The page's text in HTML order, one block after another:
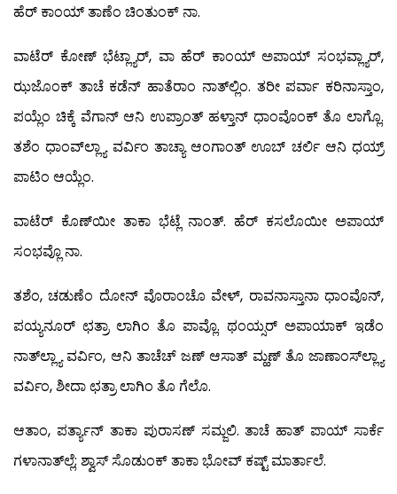
ಹೆರ್ ಕಾಂಯ್ ತಾಣೆಂ ಚಿಂತುಂಕ್ ನಾ.
ವಾಟೆರ್ ಕೋಣ್ ಭೆಟ್ಲ್ಯಾರ್, ವಾ ಹೆರ್ ಕಾಂಯ್ ಅಪಾಯ್ ಸಂಭವ್ಲ್ಯಾರ್,
ಝಜೊಂಕ್ ತಾಚೆ ಕಡೆನ್ ಹಾತೆರಾಂ ನಾತ್‍ಲ್ಲಿಂ. ತರೀ ಪರ್ವಾ ಕರಿನಾಸ್ತಾಂ,
ಪಯ್ಲೆಂ ಚಿಕ್ಕೆ ವೆಗಾನ್ ಆನಿ ಉಪ್ರಾಂತ್ ಹಳ್ತಾನ್ ಧಾಂವೊಂಕ್ ತೊ ಲಾಗ್ಲೊ.
ತಶೆಂ ಧಾಂವ್‍ಲ್ಲ್ಯಾ ವರ್ವಿಂ ತಾಚ್ಯಾ ಆಂಗಾಂತ್ ಊಬ್ ಚರ್ಲಿ ಆನಿ ಧಯ್ರ್
ಪಾಟಿಂ ಆಯ್ಲೆಂ.
ವಾಟೆರ್ ಕೊಣ್‍ಯೀ ತಾಕಾ ಭೆಟ್ಲೆ ನಾಂತ್. ಹೆರ್ ಕಸಲೊಯೀ ಅಪಾಯ್
ಸಂಭವ್ಲೊ ನಾ.
ತಶೆಂ, ಚಡುಣೆಂ ದೋನ್ ವೊರಾಂಚೊ ವೇಳ್, ರಾವನಾಸ್ತಾನಾ ಧಾಂವೊನ್,
ಪಯ್ಯನೂರ್ ಛತ್ರಾ ಲಾಗಿಂ ತೊ ಪಾವ್ಲೊ. ಥಂಯ್ಸರ್ ಅಪಾಯಾಕ್ ಇಡೆಂ
ನಾತ್‍ಲ್ಲ್ಯಾ ವರ್ವಿಂ, ಆನಿ ತಾಚೆಚ್ ಜಣ್ ಆಸಾತ್ ಮ್ಹಣ್ ತೊ ಜಾಣಾಂಸ್‍ಲ್ಲ್ಯಾ
ವರ್ವಿಂ, ಶೀದಾ ಛತ್ರಾ ಲಾಗಿಂ ತೊ ಗೆಲೊ.
ಆತಾಂ, ಪರ್ತ್ಯಾನ್ ತಾಕಾ ಪುರಾಸಣ್ ಸಮ್ಜಲಿ. ತಾಚೆ ಹಾತ್ ಪಾಯ್ ಸಾರ್ಕೆ
ಗಳಾನಾತ್‍ಲ್ಲೆ; ಶ್ವಾಸ್ ಸೊಡುಂಕ್ ತಾಕಾ ಭೋವ್ ಕಷ್ಟ್ ಮಾರ್ತಾಲೆ.